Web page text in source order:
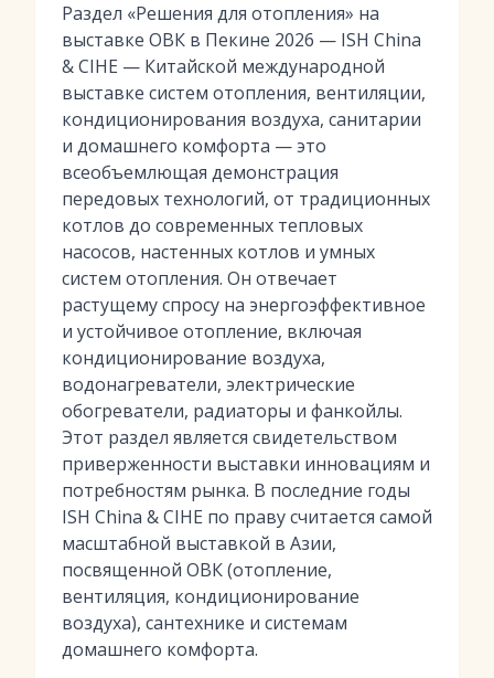
Раздел «Решения для отопления» на
выставке ОВК в Пекине 2026 — ISH China
& CIHE — Китайской международной
выставке систем отопления, вентиляции,
кондиционирования воздуха, санитарии
и домашнего комфорта — это
всеобъемлющая демонстрация
передовых технологий, от традиционных
котлов до современных тепловых
насосов, настенных котлов и умных
систем отопления. Он отвечает
растущему спросу на энергоэффективное
и устойчивое отопление, включая
кондиционирование воздуха,
водонагреватели, электрические
обогреватели, радиаторы и фанкойлы.
Этот раздел является свидетельством
приверженности выставки инновациям и
потребностям рынка. В последние годы
ISH China & CIHE по праву считается самой
масштабной выставкой в Азии,
посвященной ОВК (отопление,
вентиляция, кондиционирование
воздуха), сантехнике и системам
домашнего комфорта.